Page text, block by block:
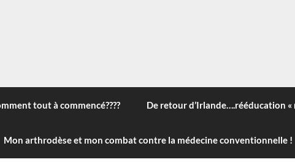
le monde, des nouveautés technologiques , de l'handisport
! Bonne visite
tout à commencé???? De retour d’Irlande….rééducation «
Mon arthrodèse et mon combat contre la médecine conventionnelle !